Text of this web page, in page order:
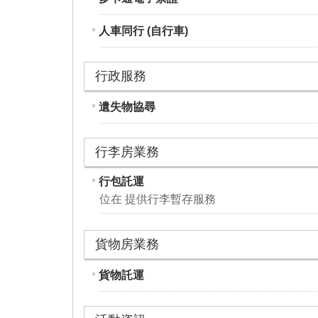
人車同行 (自行車)
行政服務
遺失物協尋
行李房業務
行包託運
位在 提供行李暫存服務
貨物房業務
貨物託運